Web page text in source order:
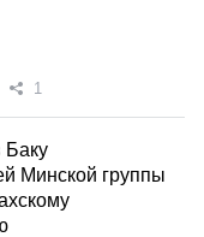
1
Баку
Минской группы